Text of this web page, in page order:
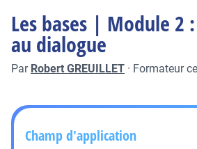
Les bases | Module 2
au dialogue
Par Robert GREUILLET · Formateur
Champ d'application